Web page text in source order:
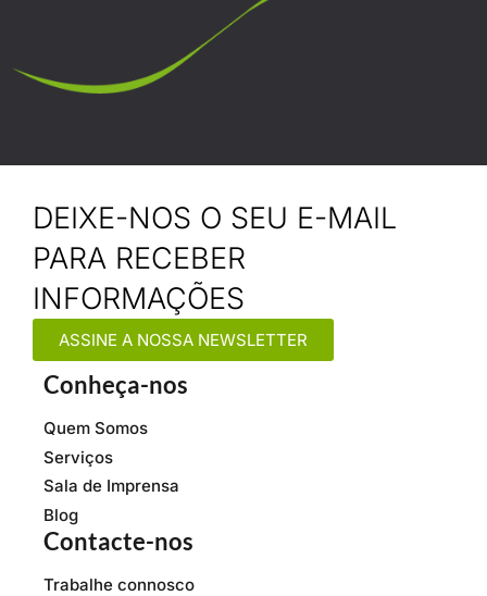
DEIXE-NOS O SEU E-MAIL
PARA RECEBER
INFORMAÇÕES
ASSINE A NOSSA NEWSLETTER
Conheça-nos
Quem Somos
Serviços
Sala de Imprensa
Blog
Contacte-nos
Trabalhe connosco